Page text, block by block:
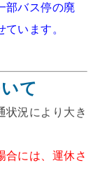
部バス停の廃
います。
て
状況により大き
合には、運休さ